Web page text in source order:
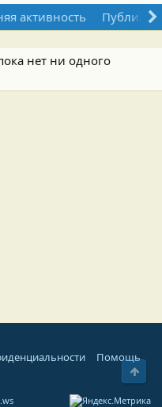
активность
нет ни одного
Помощь